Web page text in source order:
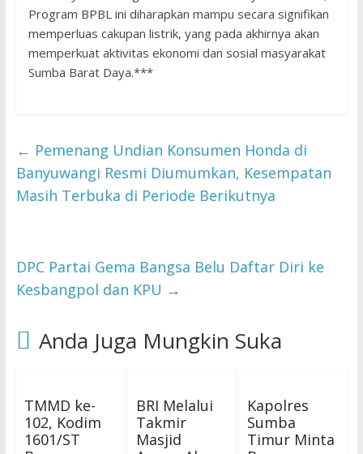
Program BPBL ini diharapkan mampu secara signifikan
memperluas cakupan listrik, yang pada akhirnya akan
memperkuat aktivitas ekonomi dan sosial masyarakat
Sumba Barat Daya.***
← Pemenang Undian Konsumen Honda di
Banyuwangi Resmi Diumumkan, Kesempatan
Masih Terbuka di Periode Berikutnya
DPC Partai Gema Bangsa Belu Daftar Diri ke
Kesbangpol dan KPU →
Anda Juga Mungkin Suka
TMMD ke-
102, Kodim
1601/ST
BRI Melalui
Takmir
Masjid
Kapolres
Sumba
Timur Minta